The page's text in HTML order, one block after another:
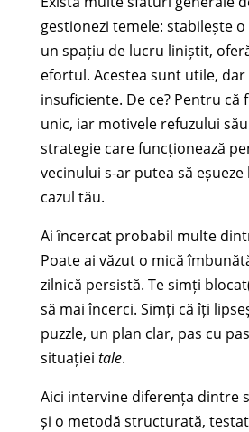
gestionezi temele: stabilește
un spațiu de lucru liniștit,
efortul. Acestea sunt utile, dar
insuficiente. De ce? Pentru că
unic, iar motivele refuzului
strategie care funcționează
vecinului s-ar putea să
cazul tău.
Ai încercat probabil multe
Poate ai văzut o mică
zilnică persistă. Te simți
să mai încerci. Simți că îți
puzzle, un plan clar, pas cu
situației tale.
Aici intervine diferența dintre
și o metodă structurată,